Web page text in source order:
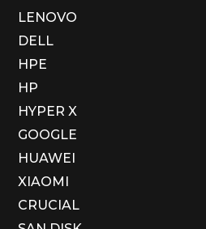
LENOVO
DELL
HPE
HP
HYPER X
GOOGLE
HUAWEI
XIAOMI
CRUCIAL